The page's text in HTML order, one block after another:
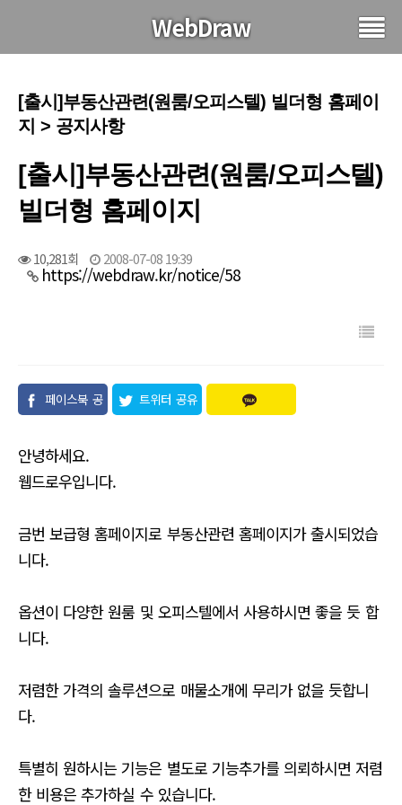
WebDraw
[출시]부동산관련(원룸/오피스텔) 빌더형 홈페이
지 > 공지사항
[출시]부동산관련(원룸/오피스텔)
빌더형 홈페이지
10,281회 2008-07-08 19:39
https://webdraw.kr/notice/58
페이스북 공
트위터 공유
안녕하세요.
웹드로우입니다.
금번 보급형 홈페이지로 부동산관련 홈페이지가 출시되었습
니다.
옵션이 다양한 원룸 및 오피스텔에서 사용하시면 좋을 듯 합
니다.
저렴한 가격의 솔루션으로 매물소개에 무리가 없을 듯합니
다.
특별히 원하시는 기능은 별도로 기능추가를 의뢰하시면 저렴
한 비용은 추가하실 수 있습니다.